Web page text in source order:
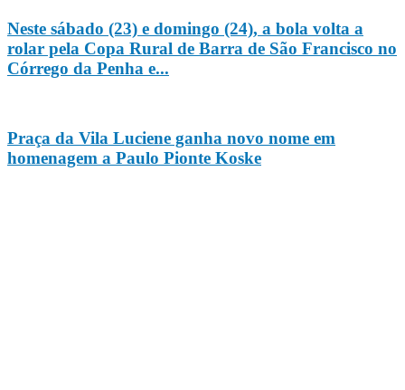
Neste sábado (23) e domingo (24), a bola volta a
rolar pela Copa Rural de Barra de São Francisco no
Córrego da Penha e...
Praça da Vila Luciene ganha novo nome em
homenagem a Paulo Pionte Koske